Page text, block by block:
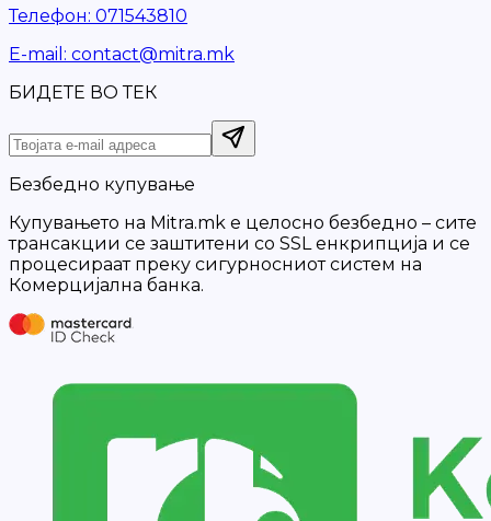
Телефон: 071543810
Е-mail : contact@mitra.mk
БИДЕТЕ ВО ТЕК
Безбедно купување
Купувањето на Mitra.mk е целосно безбедно – сите
трансакции се заштитени со SSL енкрипција и се
процесираат преку сигурносниот систем на
Комерцијална банка.